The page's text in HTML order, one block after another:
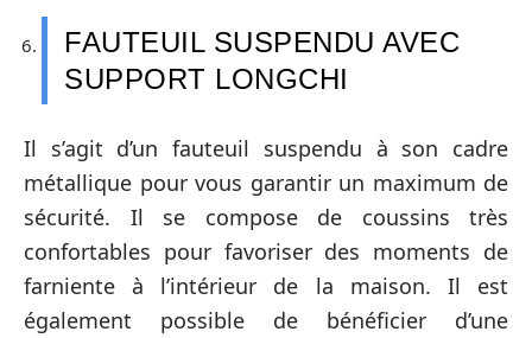
FAUTEUIL SUSPENDU AVEC
SUPPORT LONGCHI
Il s’agit d’un fauteuil suspendu à son cadre
métallique pour vous garantir un maximum de
sécurité. Il se compose de coussins très
confortables pour favoriser des moments de
farniente à l’intérieur de la maison. Il est
également possible de bénéficier d’une